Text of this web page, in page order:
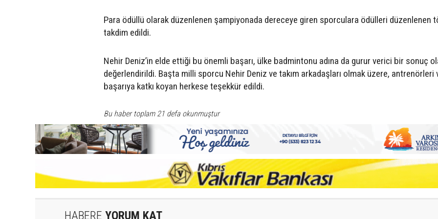
Para ödüllü olarak düzenlenen şampiyonada dereceye giren sporculara ödülleri düzenlenen
takdim edildi.
Nehir Deniz’in elde ettiği bu önemli başarı, ülke badmintonu adına da gurur verici bir sonuç
değerlendirildi. Başta milli sporcu Nehir Deniz ve takım arkadaşları olmak üzere, antrenörleri
başarıya katkı koyan herkese teşekkür edildi.
Bu haber toplam 21 defa okunmuştur
HABERE YORUM KAT